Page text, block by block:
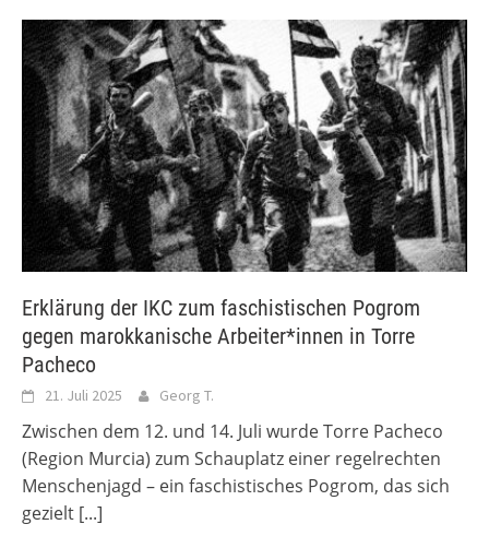
Erklärung der IKC zum faschistischen Pogrom
gegen marokkanische Arbeiter*innen in Torre
Pacheco
21. Juli 2025 Georg T.
Zwischen dem 12. und 14. Juli wurde Torre Pacheco
(Region Murcia) zum Schauplatz einer regelrechten
Menschenjagd – ein faschistisches Pogrom, das sich
gezielt [...]